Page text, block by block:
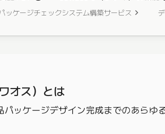
ッケージチェックシステム構築サービス
オス）とは
ッケージデザイン完成までのあらゆ